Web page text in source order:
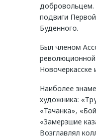
подвиги
Буденного.
Был членом
Новочеркасске
Наиболее
художника:
«Тачанка»,
«Замерзшие
Возглавлял